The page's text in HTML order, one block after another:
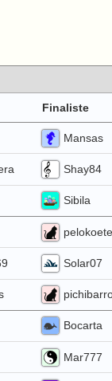
Finaliste
Mansas
Shay84
Sibila
pelokoete
Solar07
Bocarta
Mar777